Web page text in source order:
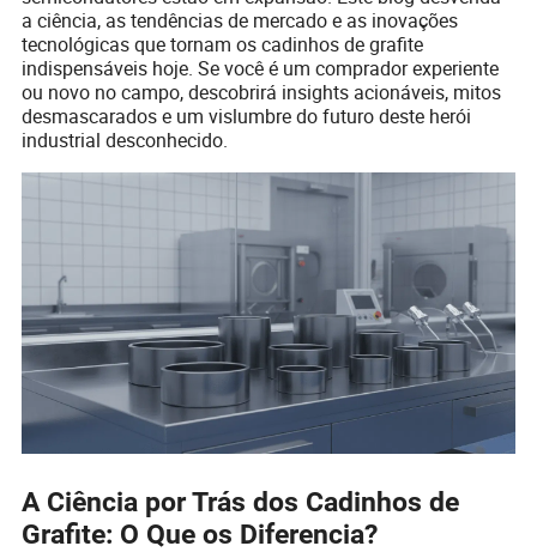
a ciência, as tendências de mercado e as inovações
tecnológicas que tornam os cadinhos de grafite
indispensáveis hoje. Se você é um comprador experiente
ou novo no campo, descobrirá insights acionáveis, mitos
desmascarados e um vislumbre do futuro deste herói
industrial desconhecido.
A Ciência por Trás dos Cadinhos de
Grafite: O Que os Diferencia?